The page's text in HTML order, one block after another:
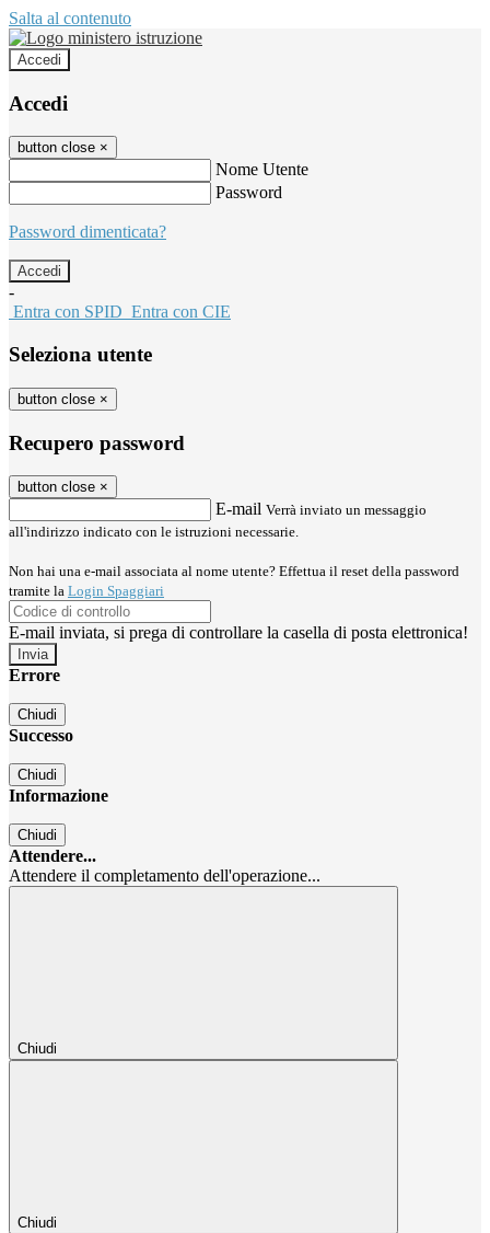
Salta al contenuto
Accedi
Accedi
button close ×
Nome Utente
Password
Password dimenticata?
-
Entra con SPID Entra con CIE
Seleziona utente
button close ×
Recupero password
button close ×
E-mail Verrà inviato un messaggio
all'indirizzo indicato con le istruzioni necessarie.
Non hai una e-mail associata al nome utente? Effettua il reset della password
tramite la Login Spaggiari
E-mail inviata, si prega di controllare la casella di posta elettronica!
Errore
Chiudi
Successo
Chiudi
Informazione
Chiudi
Attendere...
Attendere il completamento dell'operazione...
Chiudi
Chiudi